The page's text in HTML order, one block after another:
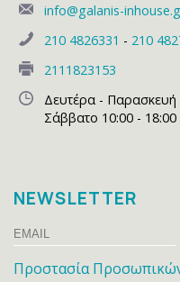
info@galanis-
210 4826331 - 210
2111823153
Δευτέρα - Παρασκευή
Σάββατο 10:00 - 18:00
NEWSLETTER
Email
Προστασία